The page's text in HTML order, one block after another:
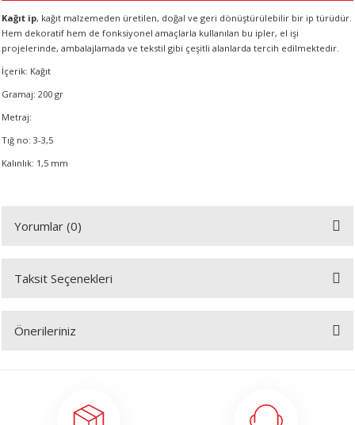
Kağıt ip, kağıt malzemeden üretilen, doğal ve geri dönüştürülebilir bir ip türüdür.
Hem dekoratif hem de fonksiyonel amaçlarla kullanılan bu ipler, el işi
projelerinde, ambalajlamada ve tekstil gibi çeşitli alanlarda tercih edilmektedir.
İçerik: Kağıt
Gramaj: 200 gr
Metraj:
Tığ no: 3-3,5
Kalınlık: 1,5 mm
Yorumlar (0)
Taksit Seçenekleri
Önerileriniz
Görüş ve önerileriniz için teşekkür ederiz.